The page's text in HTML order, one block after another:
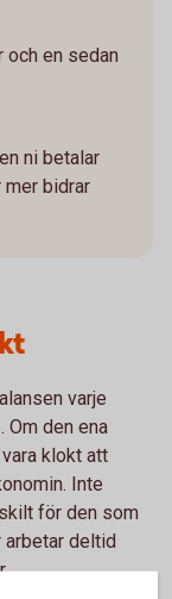
och en sedan
ni betalar
mer bidrar
varje
Om den ena
klokt att
Inte
för den som
deltid